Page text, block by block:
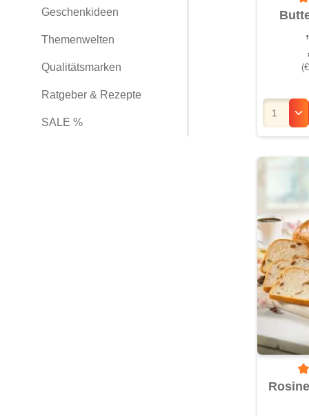
Geschenkideen
Themenwelten
Qualitätsmarken
Ratgeber & Rezepte
SALE %